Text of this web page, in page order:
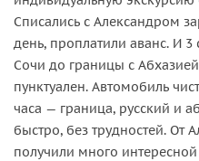
Списались с Александром
день, проплатили аванс. И 3
Сочи до границы с
пунктуален. Автомобиль
часа — граница, русский и
быстро, без трудностей. От
получили много